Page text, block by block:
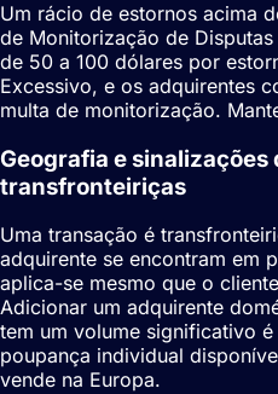
Um rácio de estornos acima
de Monitorização de
de 50 a 100 dólares por
Excessivo, e os adquirentes
multa de monitorização.
Geografia e sinalizações
transfronteiriças
Uma transação é
adquirente se encontram em
aplica-se mesmo que o
Adicionar um adquirente
tem um volume significativo
poupança individual
vende na Europa.